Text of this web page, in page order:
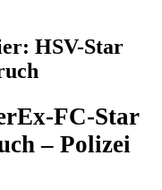
HSV-Star
Ex-FC-Star
– Polizei